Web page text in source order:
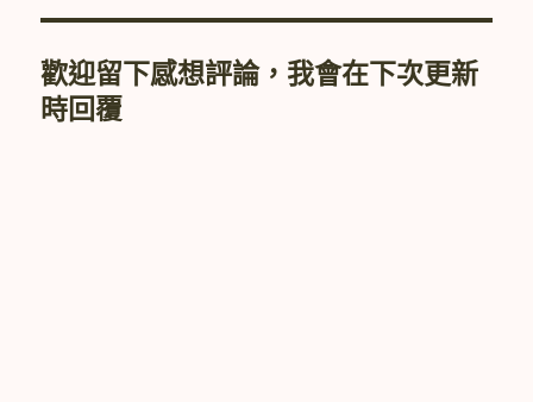
歡迎留下感想評論，我會在下次更新
時回覆